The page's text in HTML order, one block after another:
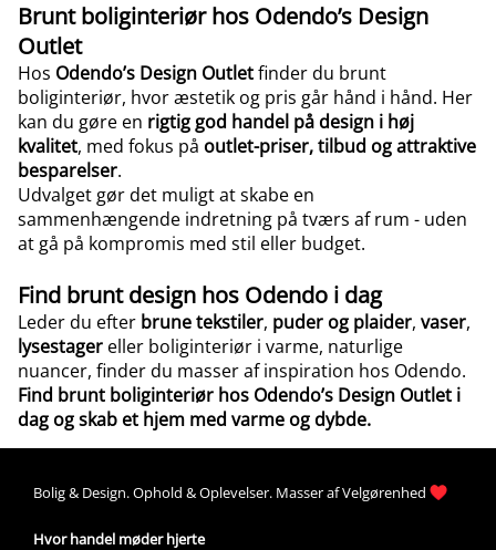
Brunt boliginteriør hos Odendo’s Design
Outlet
Hos Odendo’s Design Outletfinder du brunt
boliginteriør, hvor æstetik og pris går hånd i hånd. Her
kan du gøre en rigtig god handel på design i høj
kvalitet, med fokus på outlet-priser, tilbud og attraktive
besparelser.
Udvalget gør det muligt at skabe en
sammenhængende indretning på tværs af rum - uden
at gå på kompromis med stil eller budget.
Find brunt design hos Odendo i dag
Leder du efter brune tekstiler, puder og plaider, vaser,
lysestager eller boliginteriør i varme, naturlige
nuancer, finder du masser af inspiration hos Odendo.
Find brunt boliginteriør hos Odendo’s Design Outlet i
dag og skab et hjem med varme og dybde.
Bolig & Design. Ophold &Oplevelser. Masser af Velgørenhed
Hvor handel møder hjerte